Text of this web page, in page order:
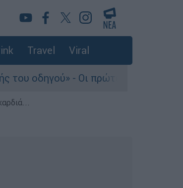
Travel Viral
- Οι πρώτες εκτιμήσεις